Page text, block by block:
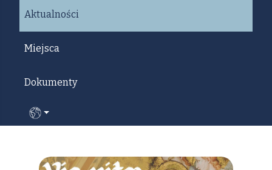
Aktualności
Miejsca
Dokumenty
Wybierz swój język